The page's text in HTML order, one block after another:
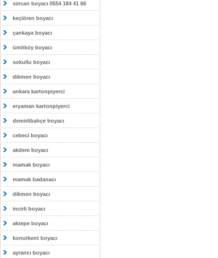
sincan boyacı 0554 184 41 66
keçiören boyacı
çankaya boyacı
ümitköy boyacı
sokullu boyacı
dikmen boyacı
ankara kartonpiyerci
eryaman kartonpiyerci
demirlibahçe boyacı
cebeci boyacı
akdere boyacı
mamak boyacı
mamak badanacı
dikmen boyacı
incirli boyacı
aktepe boyacı
konutkent boyacı
ayrancı boyacı